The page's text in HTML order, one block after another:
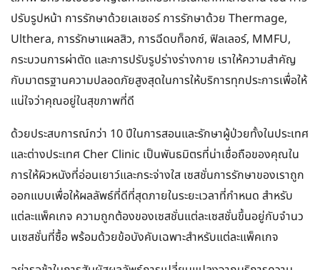
ปรับรูปหน้า การรักษาด้วยเลเซอร์ การรักษาด้วย Thermage,
Ulthera, การรักษาแผลสิว, การฉีดบท็อกซ์, ฟิลเลอร์, MMFU,
กระบวนการผ่าตัด และการปรับรูปร่างร่างกาย เราให้ความสำคัญ
กับมาตรฐานความปลอดภัยสูงสุดในการให้บริการทุกประการเพื่อให้
แน่ใจว่าคุณอยู่ในสุขภาพที่ดี
ด้วยประสบการณ์กว่า 10 ปีในการสอนและรักษาผู้ป่วยทั้งในประเทศ
และต่างประเทศ Cher Clinic เป็นพันธมิตรที่น่าเชื่อถือของคุณใน
การให้ผิวหนังที่อ่อนเยาว์และกระจ่างใส เซสชั่นการรักษาของเราถูก
ออกแบบเพื่อให้ผลลัพธ์ที่ดีที่สุดภายในระยะเวลาที่กำหนด สำหรับ
แต่ละแพ็คเกจ ความถูกต้องของเซสชั่นแต่ละเซสชั่นขึ้นอยู่กับจำนว
นเซสชั่นที่ซื้อ พร้อมด้วยข้อบังคับเฉพาะสำหรับแต่ละแพ็คเกจ